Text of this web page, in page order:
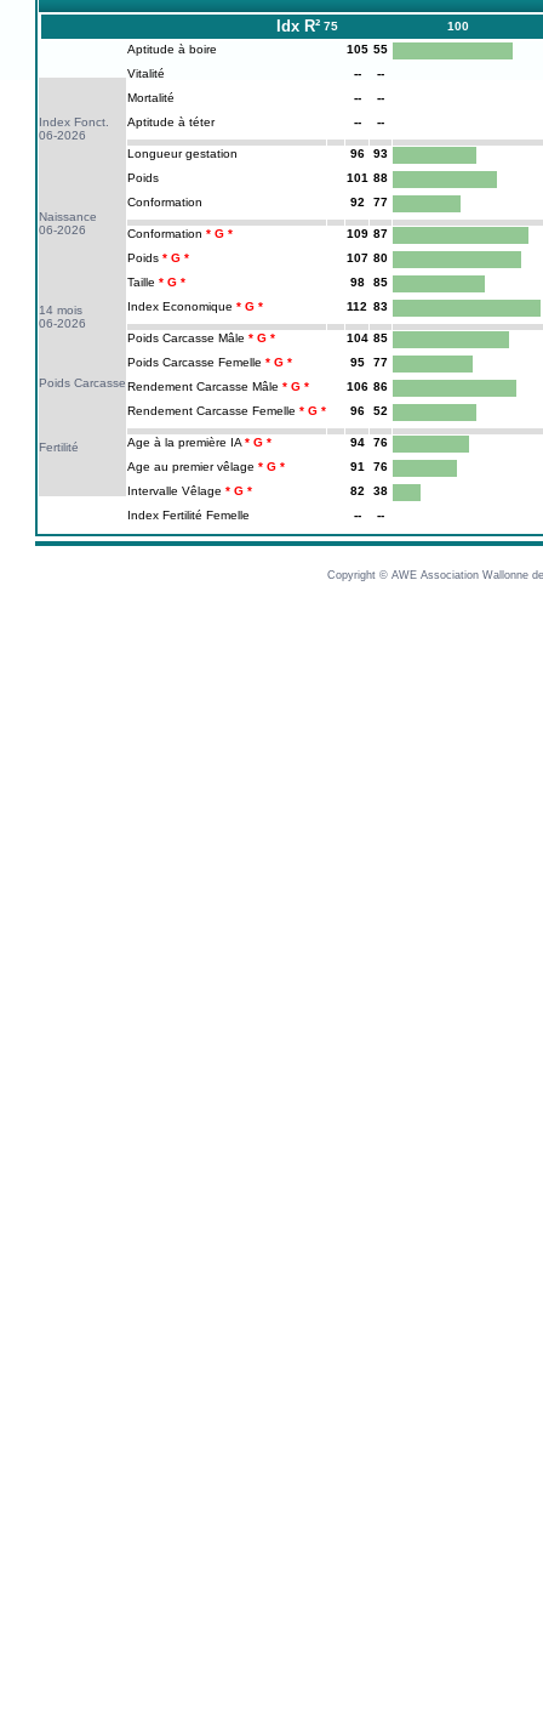
Idx R² 75 100
Index Fonct.
06-2026
Naissance
06-2026
14 mois
06-2026
Poids Carcasse
Fertilité
Aptitude à boire 105 55
Vitalité
--
--
Mortalité
--
--
Aptitude à téter
-- --
Longueur gestation 96
93
Poids
101 88
Conformation
92 77
Conformation 109 87
Poids
107 80
Taille
98
85
Index Economique
112 83
Poids Carcasse Mâle 104 85
Poids Carcasse Femelle
95
77
Rendement Carcasse Mâle
106 86
Rendement Carcasse Femelle
96 52
Age à la première IA 94
76
Age au premier vêlage
91
76
Intervalle Vêlage
82
38
Index Fertilité Femelle
-- --
Copyright © AWE Association Wallonne